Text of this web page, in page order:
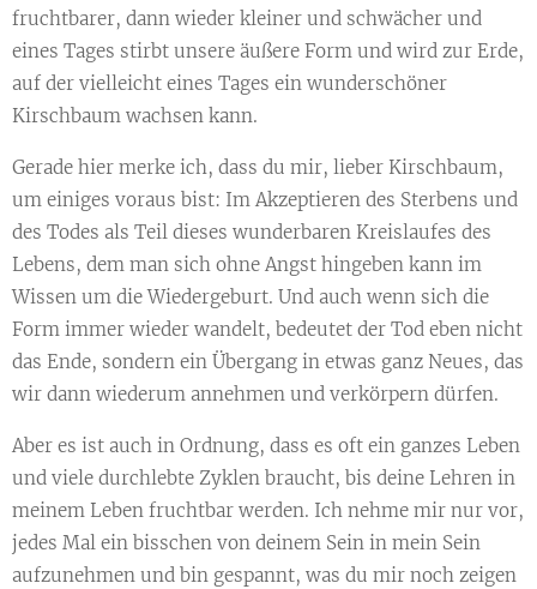
fruchtbarer, dann wieder kleiner und schwächer und
eines Tages stirbt unsere äußere Form und wird zur Erde,
auf der vielleicht eines Tages ein wunderschöner
Kirschbaum wachsen kann.
Gerade hier merke ich, dass du mir, lieber Kirschbaum,
um einiges voraus bist: Im Akzeptieren des Sterbens und
des Todes als Teil dieses wunderbaren Kreislaufes des
Lebens, dem man sich ohne Angst hingeben kann im
Wissen um die Wiedergeburt. Und auch wenn sich die
Form immer wieder wandelt, bedeutet der Tod eben nicht
das Ende, sondern ein Übergang in etwas ganz Neues, das
wir dann wiederum annehmen und verkörpern dürfen.
Aber es ist auch in Ordnung, dass es oft ein ganzes Leben
und viele durchlebte Zyklen braucht, bis deine Lehren in
meinem Leben fruchtbar werden. Ich nehme mir nur vor,
jedes Mal ein bisschen von deinem Sein in mein Sein
aufzunehmen und bin gespannt, was du mir noch zeigen